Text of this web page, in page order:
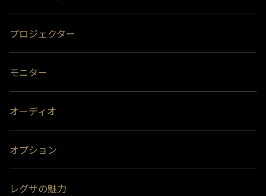
プロジェクター
モニター
オーディオ
オプション
レグザの魅力